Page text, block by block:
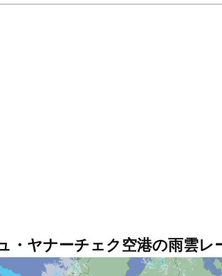
・ヤナーチェク空港の雨雲レ